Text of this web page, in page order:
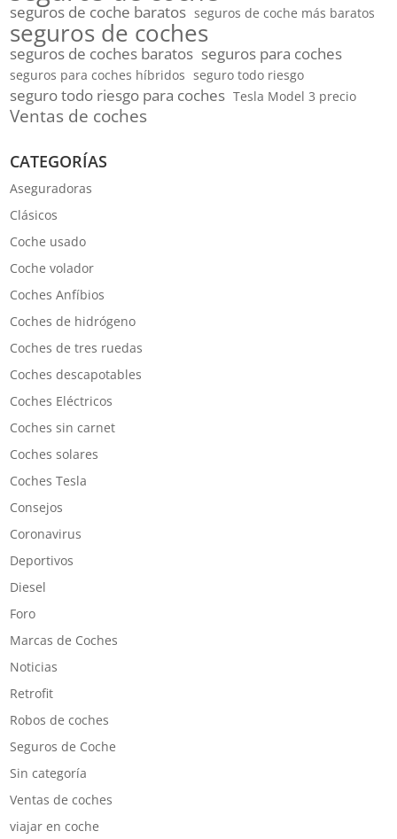
seguros de coche baratos seguros de coche más baratos
seguros de coches
seguros de coches baratos seguros para coches
seguros para coches híbridos seguro todo riesgo
seguro todo riesgo para coches Tesla Model 3 precio
Ventas de coches
CATEGORÍAS
Aseguradoras
Clásicos
Coche usado
Coche volador
Coches Anfíbios
Coches de hidrógeno
Coches de tres ruedas
Coches descapotables
Coches Eléctricos
Coches sin carnet
Coches solares
Coches Tesla
Consejos
Coronavirus
Deportivos
Diesel
Foro
Marcas de Coches
Noticias
Retrofit
Robos de coches
Seguros de Coche
Sin categoría
Ventas de coches
viajar en coche